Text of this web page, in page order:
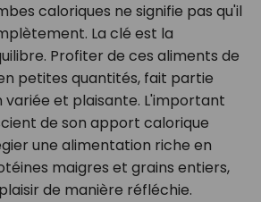
caloriques ne signifie pas qu'il
La clé est la
Profiter de ces aliments de
petites quantités, fait partie
et plaisante. L'important
de son apport calorique
une alimentation riche en
maigres et grains entiers,
de manière réfléchie.